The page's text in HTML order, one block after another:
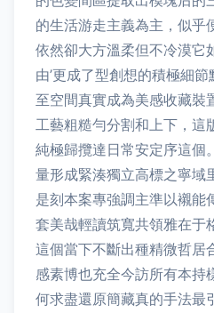
的生活游走主義為主，似乎
依然卻大方溫柔但不冷漠它
由’更成了型創想的積極細
至空間真實成為美感收藏裝
工藝粗糙勻分割和上下，這
純極歸攬達日常安定序這個
量形成緊湊獨立高標之寧域
是刻本案專強調主準以襯能
套美哉輕讀筑寬共領雅在于
這個當下不斷出種精微哲居
感素博也充全今訪所有本持
何求盡還原簡藏真的手法最